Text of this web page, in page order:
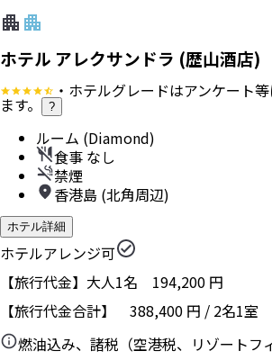
ホテル アレクサンドラ (歴山酒店)
・ホテルグレードはアンケート
ます。 ?
ルーム (Diamond)
食事 なし
禁煙
香港島 (北角周辺)
ホテル詳細
ホテルアレンジ可
【旅行代金】大人1名 194,200 円
【旅行代金合計】 388,400 円 / 2名1室
燃油込み、諸税（空港税、リゾートフ